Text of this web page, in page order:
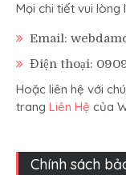
Mọi chi tiết vui lòng
Email:
Điện thoại:
Hoặc liên hệ với
trang Liên Hệ của
Chính sách